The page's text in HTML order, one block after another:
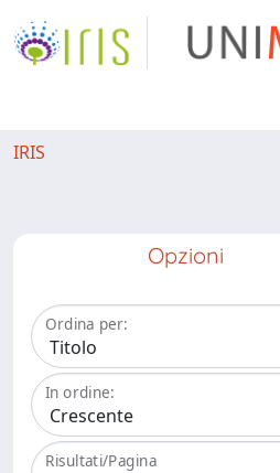
IRIS
Opzioni
Ordina per:
In ordine:
Risultati/Pagina